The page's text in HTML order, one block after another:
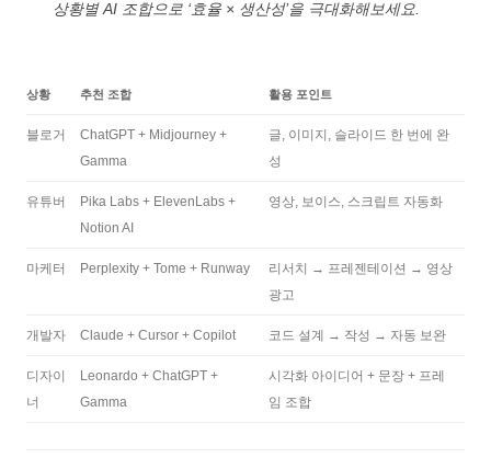
상황별 AI 조합으로 ‘효율 × 생산성’을 극대화해보세요.
상황 추천 조합 활용 포인트
블로거
ChatGPT + Midjourney +
Gamma
글, 이미지, 슬라이드 한 번에 완
성
유튜버
Pika Labs + ElevenLabs +
Notion AI
영상, 보이스, 스크립트 자동화
마케터 Perplexity + Tome + Runway
리서치 → 프레젠테이션 → 영상
광고
개발자 Claude + Cursor + Copilot 코드 설계 → 작성 → 자동 보완
디자이
너
Leonardo + ChatGPT +
Gamma
시각화 아이디어 + 문장 + 프레
임 조합